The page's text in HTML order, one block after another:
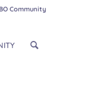
Community